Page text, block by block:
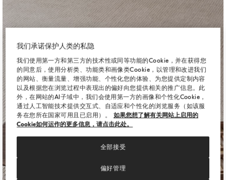
装饰配件
我们承诺保护人类的私隐
我们使用第一方和第三方的技术性或同等功能的Cookie，并在获得您
的同意后，使用分析类、功能类和画像类Cookie，以管理和改进我们
的网站、衡量流量、增强功能、个性化您的体验、为您提供定制内容
以及根据您在浏览过程中表现出的偏好向您提供相关的推广信息。此
外，在网站的AI子域中，我们会使用第一方的画像和个性化Cookie，
通过人工智能技术提供交互式、自适应和个性化的浏览服务（如该服
务在您所在国家可用且已启用）。
如果您想了解有关网站上启用的
Cookie如何运作的更多信息，请点击此处。
偏好管理
全部接受